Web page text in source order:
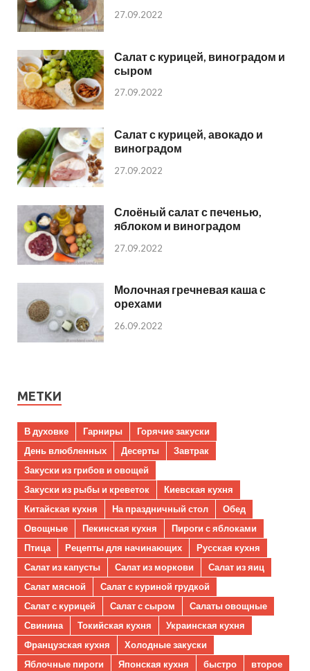
27.09.2022
Салат с курицей, виноградом и
сыром
27.09.2022
Салат с курицей, авокадо и
виноградом
27.09.2022
Слоёный салат с печенью,
яблоком и виноградом
27.09.2022
Молочная гречневая каша с
орехами
26.09.2022
МЕТКИ
В духовке Гарниры
Горячие закуски
День влюбленных
Десерты
Завтрак
Закуски из грибов и овощей
Закуски из рыбы и креветок
Киевская кухня
Китайская кухня
На праздничный стол
Обед
Овощные
Пекинская кухня
Пироги с яблоками
Птица
Рецепты для начинающих
Русская кухня
Салат из капусты
Салат из моркови
Салат из яиц
Салат мясной
Салат с куриной грудкой
Салат с курицей
Салат с сыром
Салаты овощные
Свинина
Токийская кухня
Украинская кухня
Французская кухня
Холодные закуски
Яблочные пироги
Японская кухня быстро
второе